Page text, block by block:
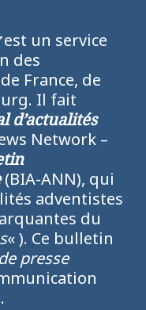
est un service
des
France, de
Il fait
d’actualités
Network –
(BIA-ANN), qui
adventistes
du
« ). Ce bulletin
presse